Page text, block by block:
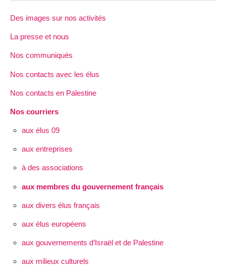
Des images sur nos activités
La presse et nous
Nos communiqués
Nos contacts avec les élus
Nos contacts en Palestine
Nos courriers
aux élus 09
aux entreprises
à des associations
aux membres du gouvernement français
aux divers élus français
aux élus européens
aux gouvernements d’Israël et de Palestine
aux milieux culturels